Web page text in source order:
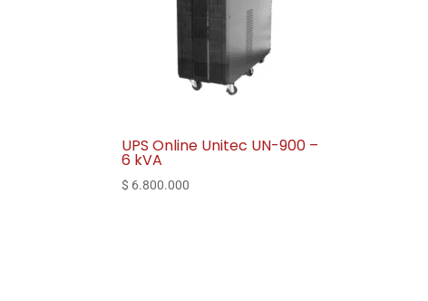
UPS Online Unitec UN-900 –
6 kVA
$ 6.800.000